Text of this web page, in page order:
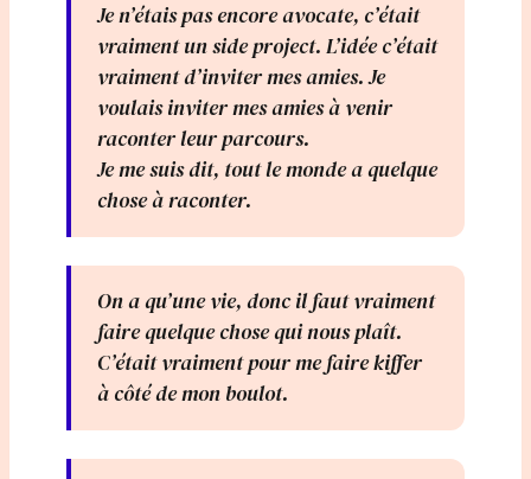
Je n’étais pas encore avocate, c’était
vraiment un side project. L’idée c’était
vraiment d’inviter mes amies. Je
voulais inviter mes amies à venir
raconter leur parcours.
Je me suis dit, tout le monde a quelque
chose à raconter.
On a qu’une vie, donc il faut vraiment
faire quelque chose qui nous plaît.
C’était vraiment pour me faire kiffer
à côté de mon boulot.